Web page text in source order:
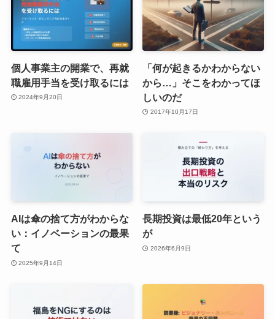
個人事業主の開業で、再就
職雇用手当を受け取るには
2024年9月20日
「何が起きるかわからない
から…」そこをわかってほ
しいのだ
2017年10月17日
AIは傘の捨て方がわからな
い：イノベーションの最果
て
2025年9月14日
長期投資は最低20年という
が
2026年6月9日